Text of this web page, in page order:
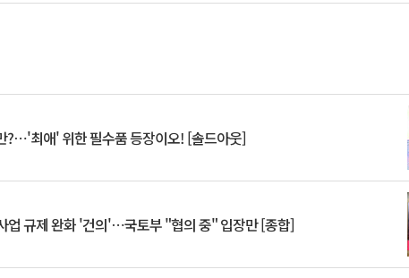
?⋯'최애' 위한 필수품 등장이오! [솔드아웃]
업 규제 완화 '건의'⋯국토부 "협의 중" 입장만 [종합]